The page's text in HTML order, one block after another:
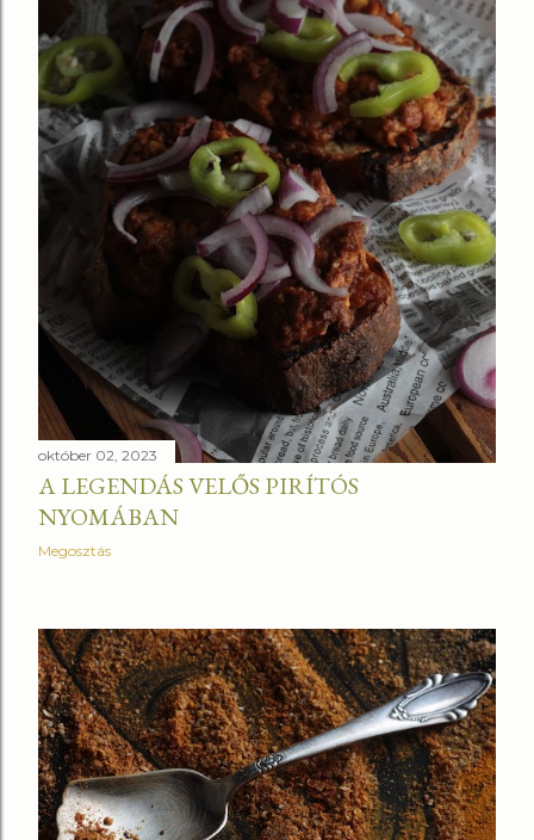
október 02, 2023
A LEGENDÁS VELŐS PIRÍTÓS
NYOMÁBAN
Megosztás